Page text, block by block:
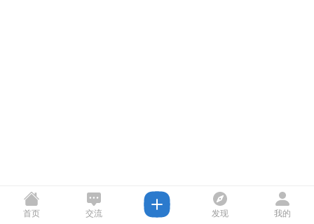
首页 交流 发现 我的